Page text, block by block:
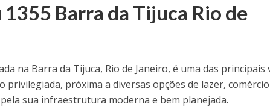
Barra da Tijuca Rio de
na Barra da Tijuca, Rio de Janeiro, é uma das principais
privilegiada, próxima a diversas opções de lazer,
sua infraestrutura moderna e bem planejada.